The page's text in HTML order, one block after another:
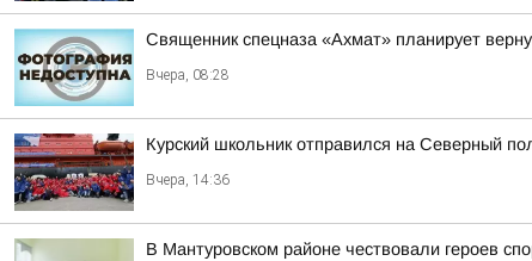
Священник спецназа «Ахмат» планирует
Вчера, 08:28
Курский школьник отправился на Северный
Вчера, 14:36
В Мантуровском районе чествовали героев